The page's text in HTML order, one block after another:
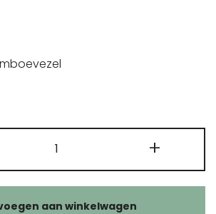
gezichtsdoek
bamboe
+
aan winkelwagen